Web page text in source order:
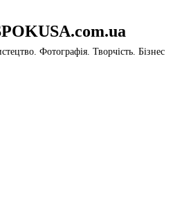
Фотографія. Творчість. Бізнес